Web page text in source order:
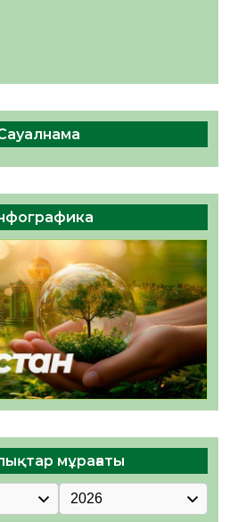
мұрағаты